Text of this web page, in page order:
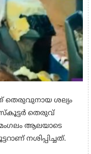
തെരുവുനായ ശല്യം
സ്കൂട്ടർ തെരുവ്
ആലയാടെ
നശിപ്പിച്ചത്.